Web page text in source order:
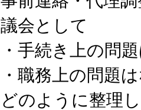
議会として
・手続き上の問
・職務上の問題
どのように整理